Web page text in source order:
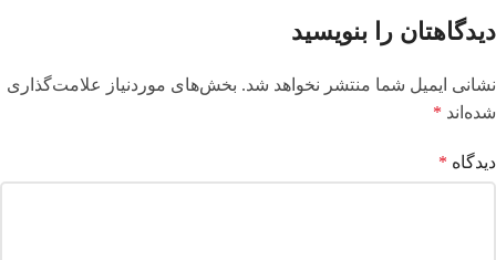
دیدگاهتان را بنویسید
نشانی ایمیل شما منتشر نخواهد شد. بخش‌های موردنیاز علامت‌گذاری
شده‌اند *
دیدگاه *